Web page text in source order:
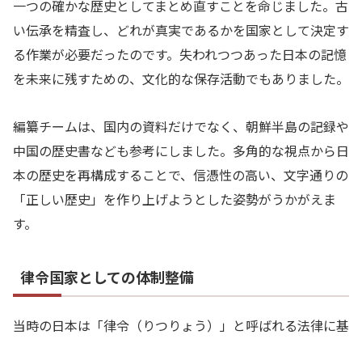
一つの確かな歴史としてまとめ直すことを命じました。古
い伝承を精査し、どれが真実であるかを国家として決定す
る作業が必要だったのです。失われつつあった日本の記憶
を未来に残すための、文化的な保存活動でもありました。
編纂チームは、国内の資料だけでなく、朝鮮半島の記録や
中国の歴史書なども参考にしました。多角的な視点から日
本の歴史を再構成することで、信憑性の高い、文字通りの
「正しい歴史」を作り上げようとした姿勢がうかがえま
す。
律令国家としての体制整備
当時の日本は「律令（りつりょう）」と呼ばれる法律に基